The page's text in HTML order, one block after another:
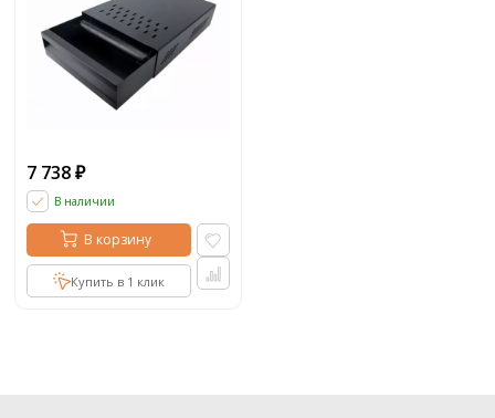
7 738 ₽
В наличии
В корзину
Купить в 1 клик